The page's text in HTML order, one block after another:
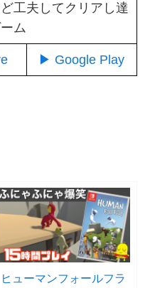
工夫してクリアし達
ム
▶ Google Play
ヒューマンフォールフラ